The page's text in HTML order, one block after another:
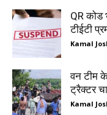
QR कोड
टीईटी
Kamal
वन टीम के
ट्रैक्टर
Kamal